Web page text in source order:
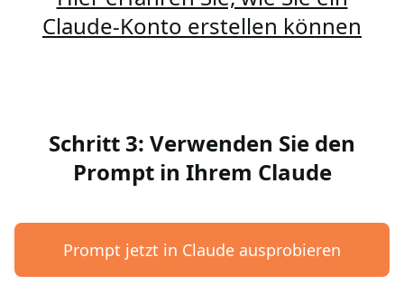
Claude-Konto erstellen können
Schritt 3: Verwenden Sie den
Prompt in Ihrem Claude
Prompt jetzt in Claude ausprobieren